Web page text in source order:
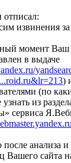
отписал:
извинения за
момент Ваш
в выдаче
)
(по
из
сервиса
после анализа
Вашего сайта